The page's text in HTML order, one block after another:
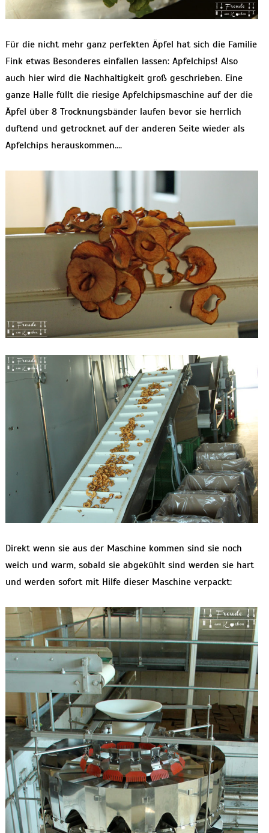
Für die nicht mehr ganz perfekten Äpfel hat sich die Familie
Fink etwas Besonderes einfallen lassen: Apfelchips! Also
auch hier wird die Nachhaltigkeit groß geschrieben. Eine
ganze Halle füllt die riesige Apfelchipsmaschine auf der die
Äpfel über 8 Trocknungsbänder laufen bevor sie herrlich
duftend und getrocknet auf der anderen Seite wieder als
Apfelchips herauskommen….
Direkt wenn sie aus der Maschine kommen sind sie noch
weich und warm, sobald sie abgekühlt sind werden sie hart
und werden sofort mit Hilfe dieser Maschine verpackt: